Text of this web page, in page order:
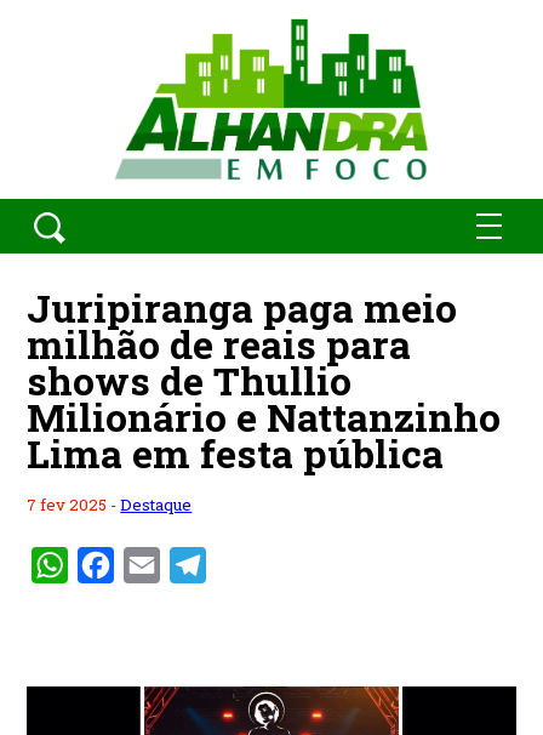
Juripiranga paga meio
milhão de reais para
shows de Thullio
Milionário e Nattanzinho
Lima em festa pública
7 fev 2025 -Destaque
WhatsAppFacebook
Email